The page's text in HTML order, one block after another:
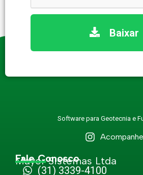
Baixar
Software para Geotecnia e
Acompanhe
Fale Conosco
Mayer Sistemas Ltda
(31) 3339-4100